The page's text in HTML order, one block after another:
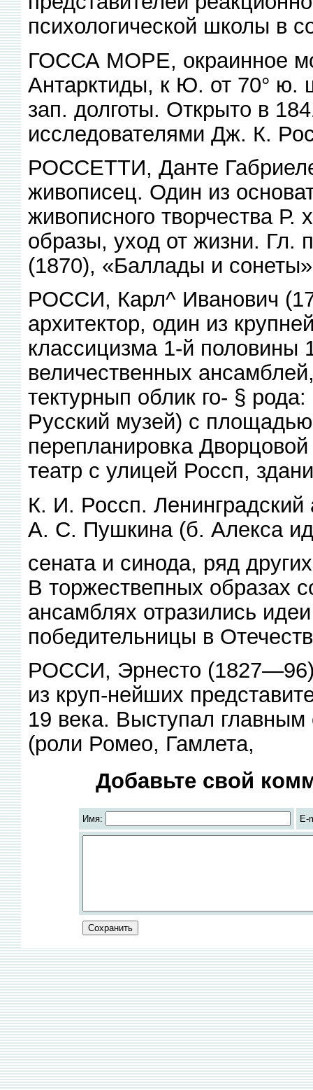
психологической школы в
ГОССА МОРЕ, окраинное
Антарктиды, к Ю. от 70° ю.
зап. долготы. Открыто в
исследователями Дж. К.
РОССЕТТИ, Данте
живописец. Один из
живописного творчества
образы, уход от жизни. Гл.
(1870), «Баллады и
РОССИ, Карл^ Иванович
архитектор, один из
классицизма 1-й половины
величественных
тектурнып облик го- §
Русский музей) с
перепланировка
театр с улицей Россп,
К. И. Россп.
А. С. Пушкина (б. Алекса
сената и синода, ряд
В торжествепных образах
ансамблях отразились
победительницы в
РОССИ, Эрнесто
из круп-нейших
19 века. Выступал
(роли Ромео, Гамлета,
Добавьте свой
Имя: E-